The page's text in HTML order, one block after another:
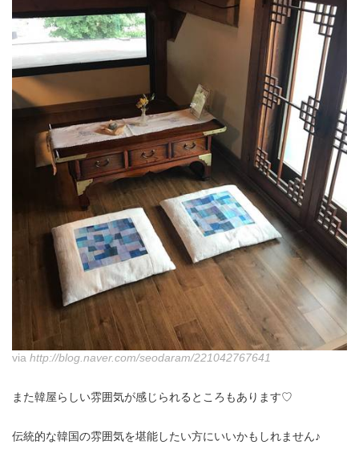
via http://blog.naver.com/seodaram/221042767641
また韓屋らしい雰囲気が感じられるところもあります♡
伝統的な韓国の雰囲気を堪能したい方にいいかもしれません♪